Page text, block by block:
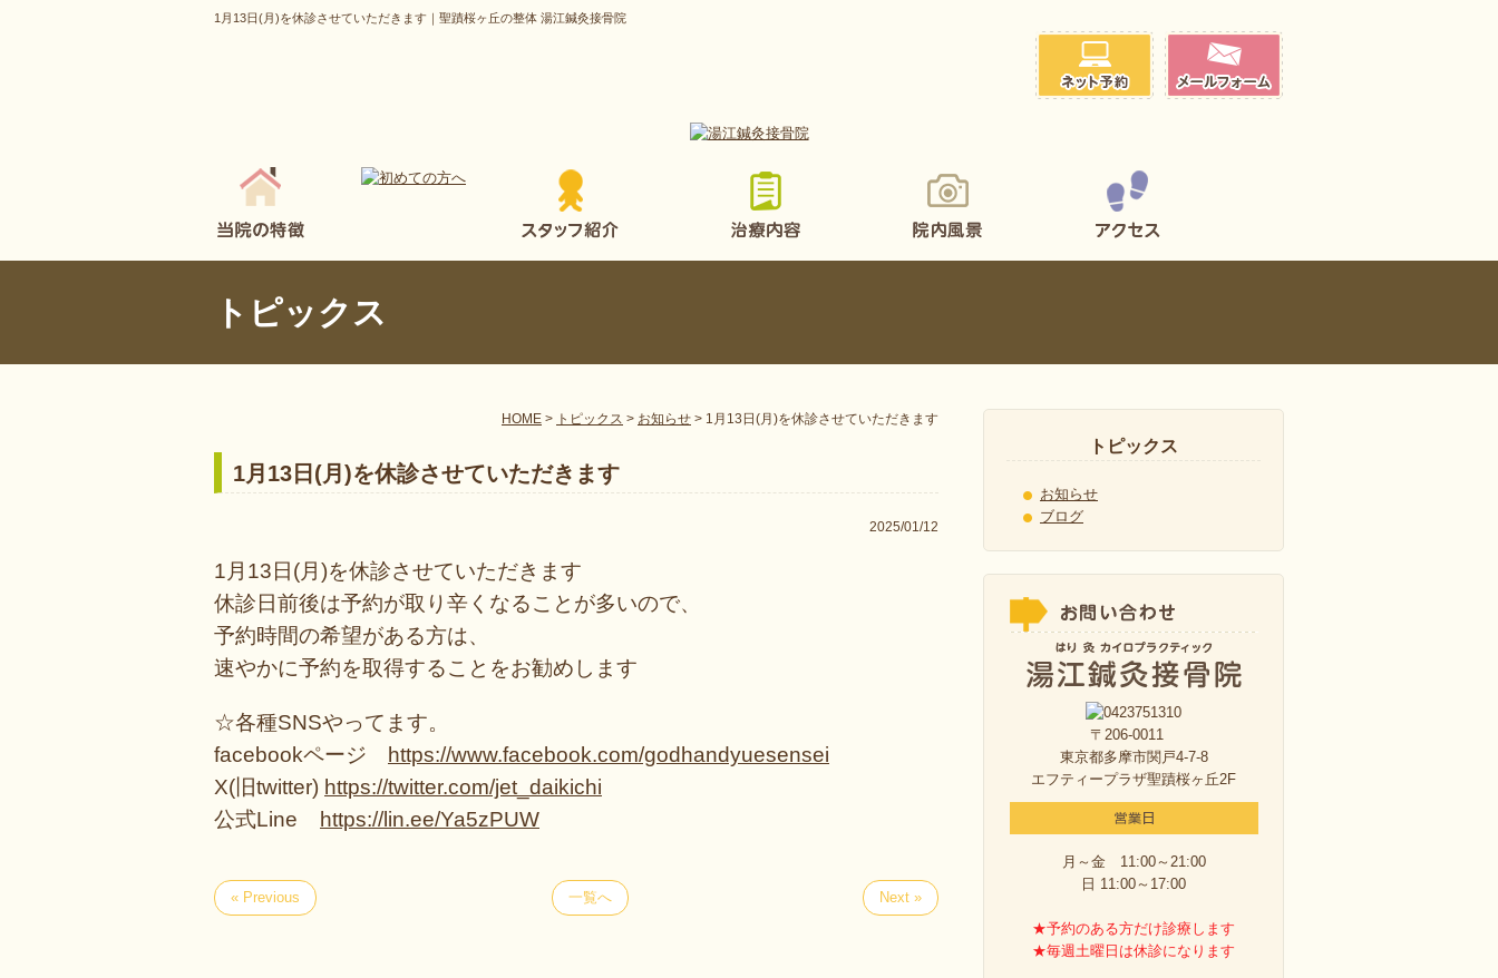
1月13日(月)を休診させていただきます｜聖蹟桜ヶ丘の整体 湯江鍼灸接骨院
トピックス
HOME > トピックス > お知らせ > 1月13日(月)を休診させていただきます
1月13日(月)を休診させていただきます
2025/01/12
1月13日(月)を休診させていただきます
休診日前後は予約が取り辛くなることが多いので、
予約時間の希望がある方は、
速やかに予約を取得することをお勧めします
☆各種SNSやってます。
facebookページ https://www.facebook.com/godhandyuesensei
X(旧twitter) https://twitter.com/jet_daikichi
公式Line https://lin.ee/Ya5zPUW
« Previous 一覧へ Next »
トピックス
お知らせ
ブログ
〒206-0011
東京都多摩市関戸4-7-8
エフティープラザ聖蹟桜ヶ丘2F
月～金 11:00～21:00
日 11:00～17:00
★予約のある方だけ診療します
★毎週土曜日は休診になります